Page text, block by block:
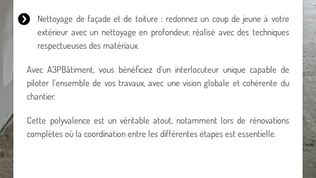
Nettoyage de façade et de toiture : redonnez un coup de jeune à votre
extérieur avec un nettoyage en profondeur, réalisé avec des techniques
respectueuses des matériaux.
Avec A3PBâtiment, vous bénéficiez d’un interlocuteur unique capable de
piloter l’ensemble de vos travaux, avec une vision globale et cohérente du
chantier.
Cette polyvalence est un véritable atout, notamment lors de rénovations
complètes où la coordination entre les différentes étapes est essentielle.